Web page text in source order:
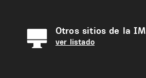
Otros sitios de la IM
ver listado